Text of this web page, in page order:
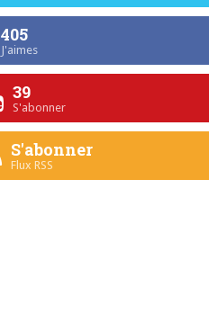
405
J'aimes
39
S'abonner
S'abonner
Flux RSS